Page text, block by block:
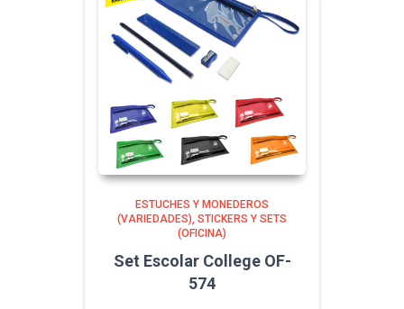
ESTUCHES Y MONEDEROS
(VARIEDADES) STICKERS Y SETS
(OFICINA)
Set Escolar College OF-
574